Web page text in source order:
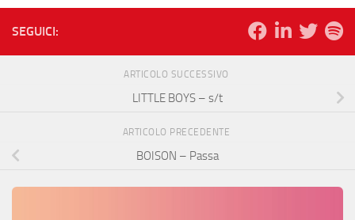
SEGUICI:
ARTICOLO SUCCESSIVO
LITTLE BOYS – s/t
ARTICOLO PRECEDENTE
BOISON – Passa